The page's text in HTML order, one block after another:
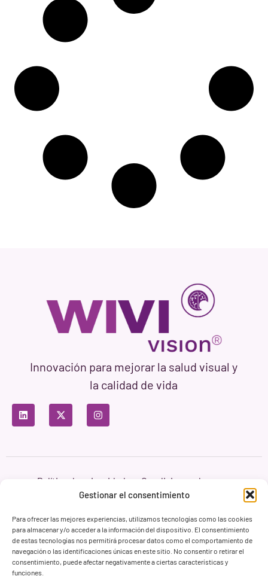
Gestionar el consentimiento
Para ofrecer las mejores experiencias, utilizamos tecnologías como las cookies
para almacenar y/o acceder a la información del dispositivo. El consentimiento
de estas tecnologías nos permitirá procesar datos como el comportamiento de
navegación o las identificaciones únicas en este sitio. No consentir o retirar el
consentimiento, puede afectar negativamente a ciertas características y
funciones.
Innovación para mejorar la salud visual y
la calidad de vida
Política de privacidad
Condiciones de uso
Política de cookies